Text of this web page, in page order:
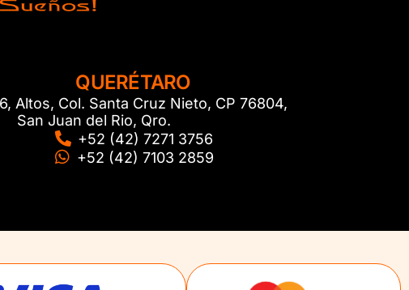
QUERÉTARO
Altos, Col. Santa Cruz Nieto, CP 76804,
San Juan del Rio, Qro.
+52 (42) 7271 3756
+52 (42) 7103 2859